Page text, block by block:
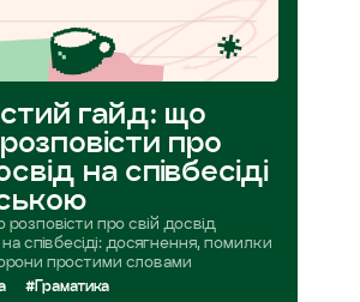
гайд: що
про
на співбесіді
про свій досвід
співбесіді: досягнення, помилки
простими словами
#Граматика